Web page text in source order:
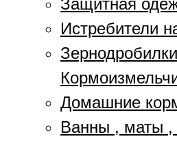
Защитная
Истребители
Домашние
Ванны , маты ,